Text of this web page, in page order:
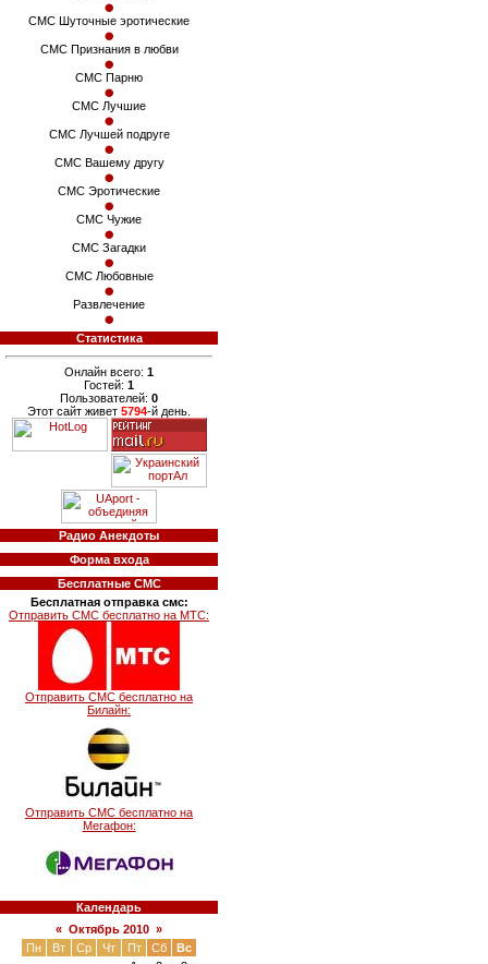
СМС Шуточные эротические
СМС Признания в любви
СМС Парню
СМС Лучшие
СМС Лучшей подруге
СМС Вашему другу
СМС Эротические
СМС Чужие
СМС Загадки
СМС Любовные
Развлечение
Статистика
Онлайн всего: 1
Гостей: 1
Пользователей: 0
Этот сайт живет 5794-й день.
Радио Анекдоты
Форма входа
Бесплатные СМС
Бесплатная отправка смс:
Отправить СМС бесплатно на МТС:
Отправить СМС бесплатно на
Билайн:
Отправить СМС бесплатно на
Мегафон:
Календарь
« Октябрь 2010 »
Пн
Вт Ср Чт Пт Сб
Вс